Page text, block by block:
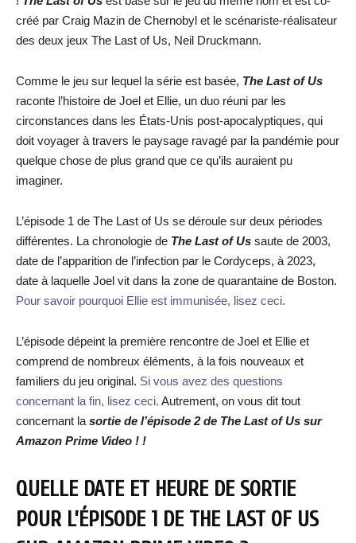
créé par Craig Mazin de Chernobyl et le scénariste-réalisateur
des deux jeux The Last of Us, Neil Druckmann.
Comme le jeu sur lequel la série est basée, The Last of Us
raconte l’histoire de Joel et Ellie, un duo réuni par les
circonstances dans les États-Unis post-apocalyptiques, qui
doit voyager à travers le paysage ravagé par la pandémie pour
quelque chose de plus grand que ce qu’ils auraient pu
imaginer.
L’épisode 1 de The Last of Us se déroule sur deux périodes
différentes. La chronologie de The Last of Us saute de 2003,
date de l’apparition de l’infection par le Cordyceps, à 2023,
date à laquelle Joel vit dans la zone de quarantaine de Boston.
Pour savoir pourquoi Ellie est immunisée, lisez ceci.
L’épisode dépeint la première rencontre de Joel et Ellie et
comprend de nombreux éléments, à la fois nouveaux et
familiers du jeu original. Si vous avez des questions
concernant la fin, lisez ceci. Autrement, on vous dit tout
concernant la sortie de l’épisode 2 de The Last of Us sur
Amazon Prime Video ! !
QUELLE DATE ET HEURE DE SORTIE
POUR L’ÉPISODE 1 DE THE LAST OF US